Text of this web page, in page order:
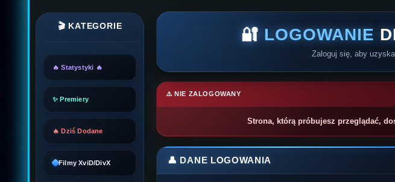
🎬 KATEGORIE
🔥 Statystyki 🔥
✨ Premiery
🔥 Dziś Dodane
Filmy XviD/DivX
🔐 LOGOWANIE
Zaloguj się, aby
⚠️ NIE ZALOGOWANY
Strona, którą próbujesz przeglądać,
👤 DANE LOGOWANIA